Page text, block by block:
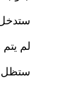
ستدخل
ستظل